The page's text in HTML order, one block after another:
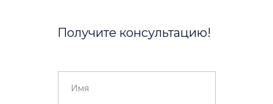
Получите консультацию!